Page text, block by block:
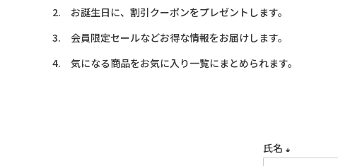
お誕生日に、割引クーポンをプレゼントします。
会員限定セールなどお得な情報をお届けします。
気になる商品をお気に入り一覧にまとめられます。
氏名